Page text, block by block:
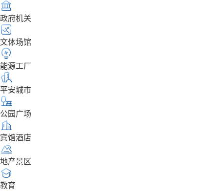
政府机关
文体场馆
能源工厂
平安城市
公园广场
宾馆酒店
地产景区
教育